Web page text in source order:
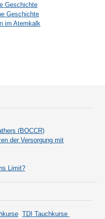
Geschichte
Geschichte
im Atemkalk
(BOCCR)
der Versorgung mit
Limit?
TDI Tauchkurse